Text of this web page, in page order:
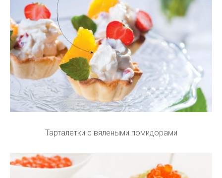
Тарталетки с вялеными помидорами